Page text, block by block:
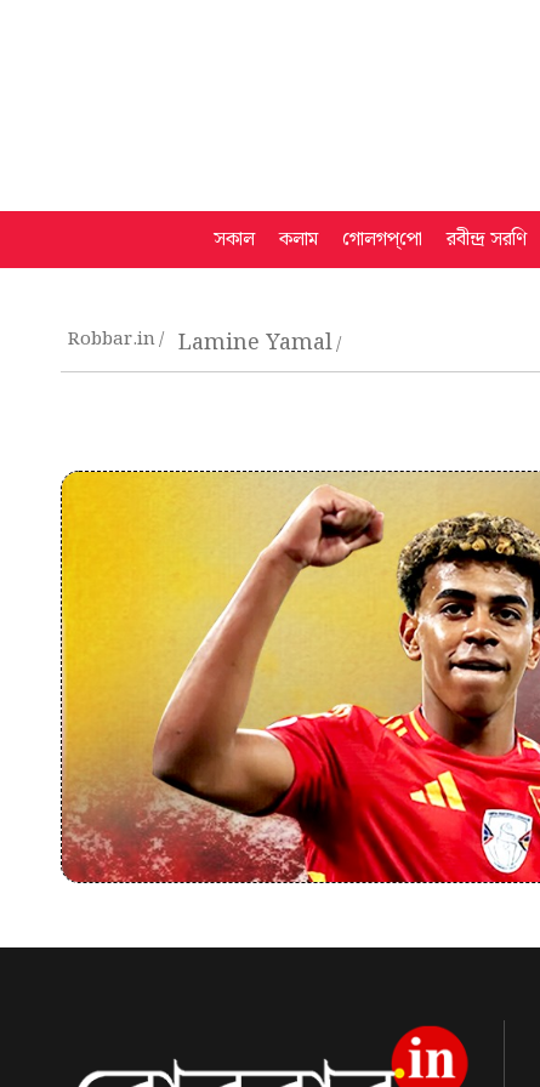
সকাল কলাম গোলগপ্‌পো রবীন্দ্র সরণি
Robbar.in Lamine Yamal